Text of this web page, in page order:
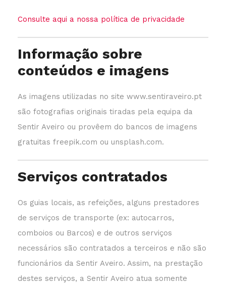
Consulte aqui a nossa política de privacidade
Informação sobre
conteúdos e imagens
As imagens utilizadas no site www.sentiraveiro.pt
são fotografias originais tiradas pela equipa da
Sentir Aveiro ou provêem do bancos de imagens
gratuitas freepik.com ou unsplash.com.
Serviços contratados
Os guias locais, as refeições, alguns prestadores
de serviços de transporte (ex: autocarros,
comboios ou Barcos) e de outros serviços
necessários são contratados a terceiros e não são
funcionários da Sentir Aveiro. Assim, na prestação
destes serviços, a Sentir Aveiro atua somente